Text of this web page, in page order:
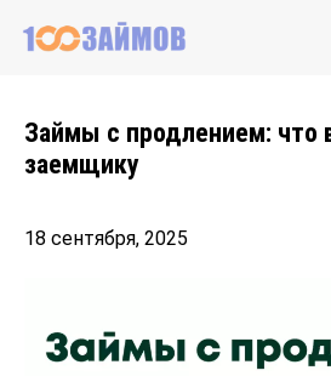
Займы с продлением: что
заемщику
18 сентября, 2025